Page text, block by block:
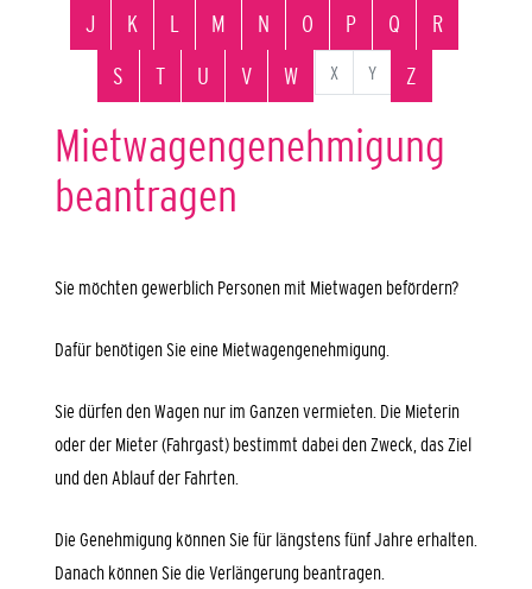
J
K L M N O P Q
R
S
T U V W X Y Z
Mietwagengenehmigung
beantragen
Sie möchten gewerblich Personen mit Mietwagen befördern?
Dafür benötigen Sie eine Mietwagengenehmigung.
Sie dürfen den Wagen nur im Ganzen vermieten. Die Mieterin
oder der Mieter (Fahrgast) bestimmt dabei den Zweck, das Ziel
und den Ablauf der Fahrten.
Die Genehmigung können Sie für längstens fünf Jahre erhalten.
Danach können Sie die Verlängerung beantragen.